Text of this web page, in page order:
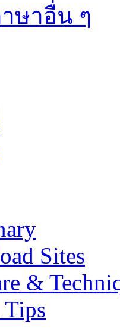
ษาอื่น ๆ
Sites
&
Tips